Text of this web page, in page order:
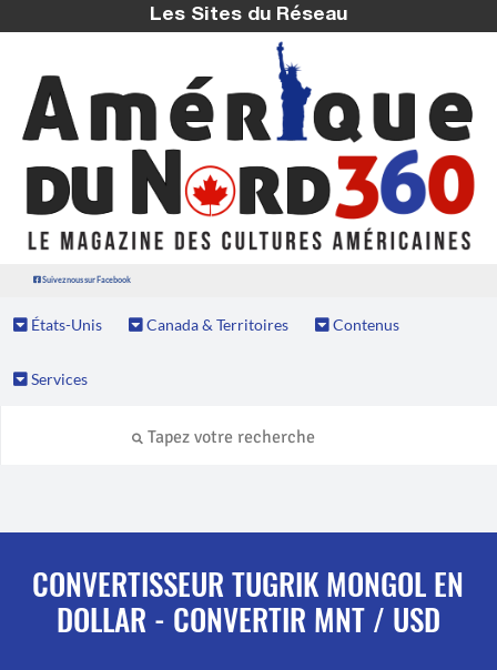
Les Sites du Réseau
Suivez nous sur Facebook
États-Unis Canada & Territoires Contenus
Services
CONVERTISSEUR TUGRIK MONGOL EN
DOLLAR - CONVERTIR MNT / USD